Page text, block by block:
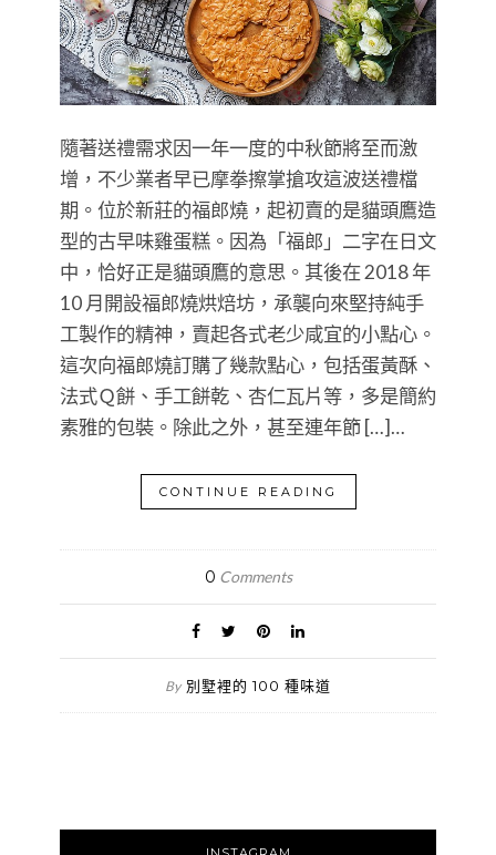
隨著送禮需求因一年一度的中秋節將至而激
增，不少業者早已摩拳擦掌搶攻這波送禮檔
期。位於新莊的福郎燒，起初賣的是貓頭鷹造
型的古早味雞蛋糕。因為「福郎」二字在日文
中，恰好正是貓頭鷹的意思。其後在 2018 年
10 月開設福郎燒烘焙坊，承襲向來堅持純手
工製作的精神，賣起各式老少咸宜的小點心。
這次向福郎燒訂購了幾款點心，包括蛋黃酥、
法式Ｑ餅、手工餅乾、杏仁瓦片等，多是簡約
素雅的包裝。除此之外，甚至連年節 […]…
CONTINUE READING
0 Comments
By 別墅裡的 100 種味道